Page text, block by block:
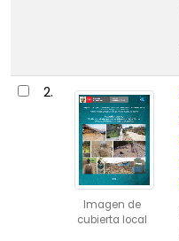
2.
Imagen de
cubierta local